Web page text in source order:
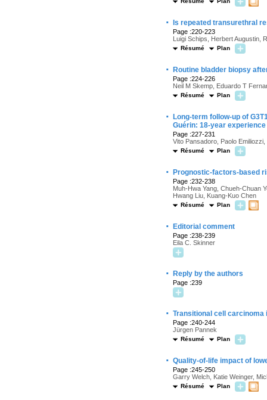
· Is repeated transurethral
Page :220-223
Luigi Schips, Herbert Augustin,
Résumé Plan
· Routine bladder biopsy
Page :224-226
Neil M Skemp, Eduardo T
Résumé Plan
·
Long-term follow-up of
Guérin: 18-year experience
Page :227-231
Vito Pansadoro, Paolo
Résumé Plan
· Prognostic-factors-based
Page :232-238
Muh-Hwa Yang, Chueh-Chuan
Hwang Liu, Kuang-Kuo Chen
Résumé Plan
· Editorial comment
Page :238-239
Eila C. Skinner
· Reply by the authors
Page :239
· Transitional cell
Page :240-244
Jürgen Pannek
Résumé Plan
· Quality-of-life impact of
Page :245-250
Garry Welch, Katie Weinger,
Résumé Plan